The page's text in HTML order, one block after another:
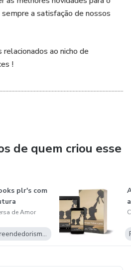
a satisfação de nossos
ao nicho de
!
a pena
de quem criou esse
plr's com
de Amor
Empreendedorismo Digital